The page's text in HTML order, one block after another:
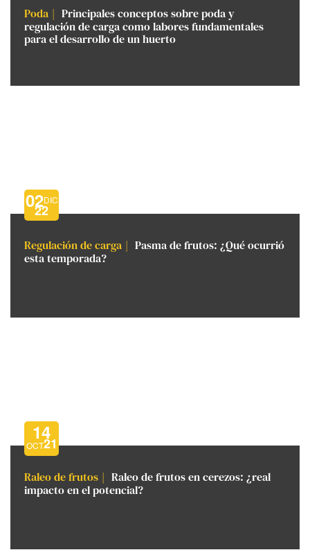
Poda
Principales conceptos sobre poda y
regulación de carga como labores fundamentales
para el desarrollo de un huerto
02DIC
22
Regulación de carga
Pasma de frutos: ¿Qué ocurrió
esta temporada?
14
OCT21
Raleo de frutos
Raleo de frutos en cerezos: ¿real
impacto en el potencial?